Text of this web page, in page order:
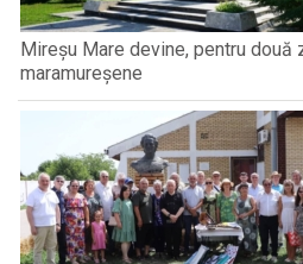
Mireșu Mare devine, pentru două
maramureșene